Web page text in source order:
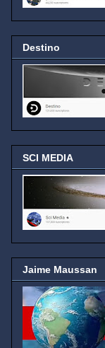
Destino
SCI MEDIA
Jaime Maussan